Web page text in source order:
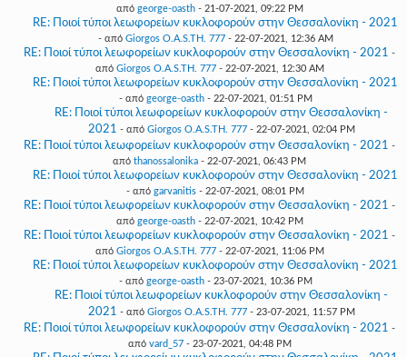
από george-oasth- 21-07-2021, 09:22 PM
RE: Ποιοί τύποι λεωφορείων κυκλοφορούν στην Θεσσαλονίκη - 2021
- από Giorgos O.A.S.TH. 777- 22-07-2021, 12:36 AM
RE: Ποιοί τύποι λεωφορείων κυκλοφορούν στην Θεσσαλονίκη - 2021 -
από Giorgos O.A.S.TH. 777- 22-07-2021, 12:30 AM
RE: Ποιοί τύποι λεωφορείων κυκλοφορούν στην Θεσσαλονίκη - 2021
- από george-oasth- 22-07-2021, 01:51 PM
RE: Ποιοί τύποι λεωφορείων κυκλοφορούν στην Θεσσαλονίκη -
2021 - από Giorgos O.A.S.TH. 777- 22-07-2021, 02:04 PM
RE: Ποιοί τύποι λεωφορείων κυκλοφορούν στην Θεσσαλονίκη - 2021 -
από thanossalonika - 22-07-2021, 06:43 PM
RE: Ποιοί τύποι λεωφορείων κυκλοφορούν στην Θεσσαλονίκη - 2021
- από garvanitis - 22-07-2021, 08:01 PM
RE: Ποιοί τύποι λεωφορείων κυκλοφορούν στην Θεσσαλονίκη - 2021 -
από george-oasth- 22-07-2021, 10:42 PM
RE: Ποιοί τύποι λεωφορείων κυκλοφορούν στην Θεσσαλονίκη - 2021 -
από Giorgos O.A.S.TH. 777- 22-07-2021, 11:06 PM
RE: Ποιοί τύποι λεωφορείων κυκλοφορούν στην Θεσσαλονίκη - 2021
- από george-oasth- 23-07-2021, 10:36 PM
RE: Ποιοί τύποι λεωφορείων κυκλοφορούν στην Θεσσαλονίκη -
2021 - από Giorgos O.A.S.TH. 777- 23-07-2021, 11:57 PM
RE: Ποιοί τύποι λεωφορείων κυκλοφορούν στην Θεσσαλονίκη - 2021 -
από vard_57- 23-07-2021, 04:48 PM